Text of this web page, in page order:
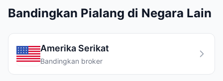
Bandingkan Pialang di Negara Lain
Amerika Serikat
Bandingkan broker